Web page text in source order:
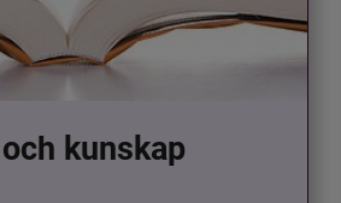
kunskap